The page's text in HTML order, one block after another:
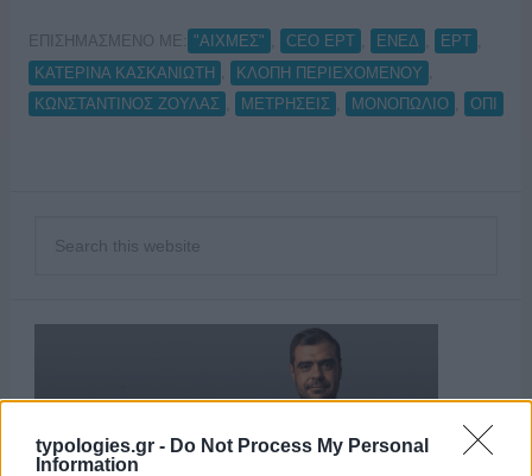
typologies.gr - Do Not Process My Personal
Information
ΕΠΙΣΗΜΑΣΜΕΝΟ ΜΕ: "ΑΙΧΜΕΣ" CEO ΕΡΤ ΕΝΕΔ ΕΡΤ
ΚΑΤΕΡΙΝΑ ΚΑΣΚΑΝΙΩΤΗ
ΚΛΟΠΗ ΠΕΡΙΕΧΟΜΕΝΟΥ
ΚΩΝΣΤΑΝΤΙΝΟΣ ΖΟΥΛΑΣ
ΜΕΤΡΗΣΕΙΣ ΜΟΝΟΠΩΛΙΟ ΟΠΙ